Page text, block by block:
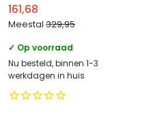
161,68
Meestal 329,95
✓ Op voorraad
Nu besteld, binnen 1-3
werkdagen in huis